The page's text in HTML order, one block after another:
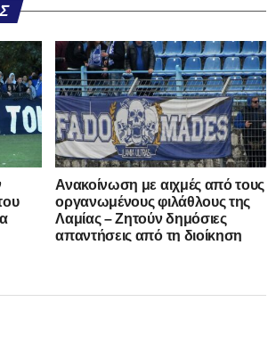
Ανακοίνωση με αιχμές από τους
οργανωμένους φιλάθλους της
Λαμίας – Ζητούν δημόσιες
απαντήσεις από τη διοίκηση